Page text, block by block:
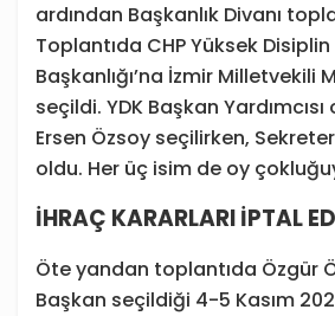
ardından Başkanlık Divanı
Toplantıda CHP Yüksek
Başkanlığı’na İzmir Milletvekili
seçildi. YDK Başkan
Ersen Özsoy seçilirken,
oldu. Her üç isim de oy
İHRAÇ KARARLARI İPTAL
Öte yandan toplantıda Özgür
Başkan seçildiği 4-5 Kasım